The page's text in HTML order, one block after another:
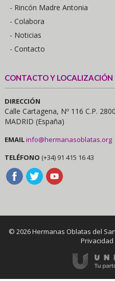
- Rincón Madre Antonia
- Colabora
- Noticias
- Contacto
CONTACTO Y LOCALIZACIÓN
DIRECCIÓN
Calle Cartagena, Nº 116 C.P.
MADRID (España)
EMAILinfo@hermanasoblatas.org
TELÉFONO (+34) 91 415 16 43
© 2026 Hermanas Oblatas del
Privacidad